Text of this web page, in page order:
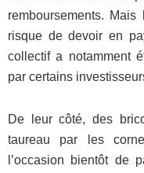
remboursements.
risque de devoir en
collectif a notamment
par certains
De leur côté, des
taureau par les
l’occasion bientôt de